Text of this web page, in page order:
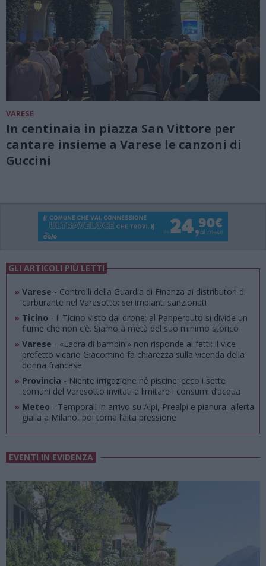
VARESE
In centinaia in piazza San Vittore per
cantare insieme a Varese le canzoni di
Guccini
GLI ARTICOLI PIÙ LETTI
» Varese - Controlli della Guardia di Finanza ai distributori di
carburante nel Varesotto: sei impianti sanzionati
» Ticino - Il Ticino visto dal drone: al Panperduto si divide un
fiume che non c’è. Siamo a metà del suo minimo storico
» Varese - «Ladra di bambini» non risponde ai fatti: il vice
prefetto vicario Giacomino fa chiarezza sulla vicenda della
donna francese
» Provincia - Niente irrigazione né piscine: ecco i sette
comuni del Varesotto invitati a limitare i consumi d’acqua
» Meteo - Temporali in arrivo su Alpi, Prealpi e pianura: allerta
gialla a Milano, poi torna l’alta pressione
EVENTI IN EVIDENZA